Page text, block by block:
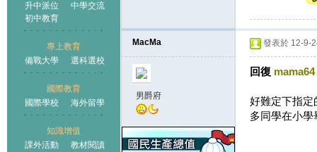
升中派位
中學交流
初中教育
專上教育
備戰大學
選科選校
國際教育
國際學校
海外留學
知識增值
課外活動
教材閱讀
MacMa
男爵府
發表於 12-9-
回復 mama64
好難定下指定
多同學在小